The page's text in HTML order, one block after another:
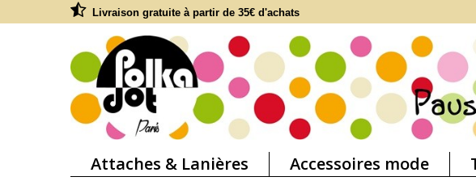
Livraison gratuite à partir de 35€ d'achats
Attaches & Lanières Accessoires mode